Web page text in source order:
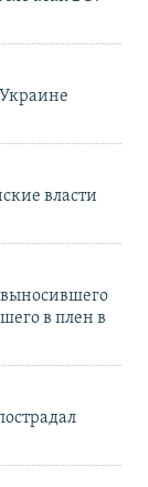
власти
в плен в